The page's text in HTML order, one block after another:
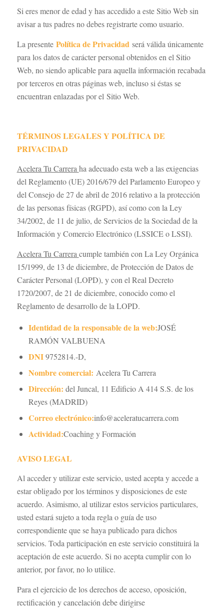
Si eres menor de edad y has accedido a este Sitio Web sin
avisar a tus padres no debes registrarte como usuario.
La presente Política de Privacidad será válida únicamente
para los datos de carácter personal obtenidos en el Sitio
Web, no siendo aplicable para aquella información recabada
por terceros en otras páginas web, incluso si éstas se
encuentran enlazadas por el Sitio Web.
TÉRMINOS LEGALES Y POLÍTICA DE
PRIVACIDAD
Acelera Tu Carreraha adecuado esta web a las exigencias
del Reglamento (UE) 2016/679 del Parlamento Europeo y
del Consejo de 27 de abril de 2016 relativo a la protección
de las personas físicas (RGPD), así como con la Ley
34/2002, de 11 de julio, de Servicios de la Sociedad de la
Información y Comercio Electrónico (LSSICE o LSSI).
Acelera Tu Carrera cumple también con La Ley Orgánica
15/1999, de 13 de diciembre, de Protección de Datos de
Carácter Personal (LOPD), y con el Real Decreto
1720/2007, de 21 de diciembre, conocido como el
Reglamento de desarrollo de la LOPD.
Identidad de la responsable de la web:JOSÉ
RAMÓN VALBUENA
DNI9752814.-D,
Nombre comercial: Acelera Tu Carrera
Dirección: del Juncal, 11 Edificio A 414 S.S. de los
Reyes (MADRID)
Correo electrónico:info@aceleratucarrera.com
Actividad:Coaching y Formación
AVISO LEGAL
Al acceder y utilizar este servicio, usted acepta y accede a
estar obligado por los términos y disposiciones de este
acuerdo. Asimismo, al utilizar estos servicios particulares,
usted estará sujeto a toda regla o guía de uso
correspondiente que se haya publicado para dichos
servicios. Toda participación en este servicio constituirá la
aceptación de este acuerdo. Si no acepta cumplir con lo
anterior, por favor, no lo utilice.
Para el ejercicio de los derechos de acceso, oposición,
rectificación y cancelación debe dirigirse